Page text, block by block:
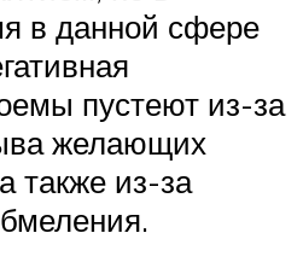
в данной сфере
пустеют из-за
желающих
также из-за